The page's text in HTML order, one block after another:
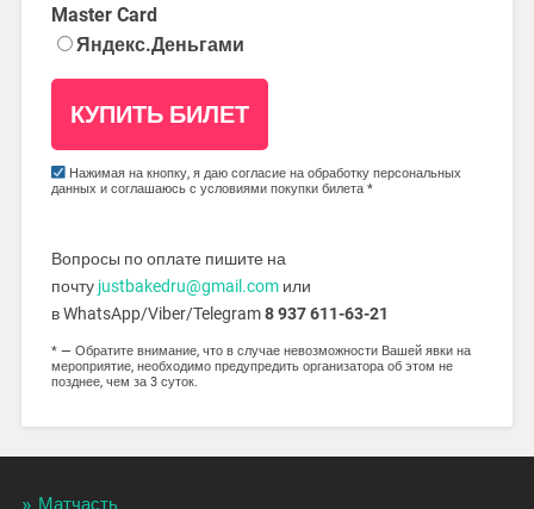
Master Card
Яндекс.Деньгами
Нажимая на кнопку, я даю согласие на обработку персональных
данных и соглашаюсь с условиями покупки билета *
Вопросы по оплате пишите на
почту justbakedru@gmail.comили
в WhatsApp/Viber/Telegram8 937 611-63-21
* — Обратите внимание, что в случае невозможности Вашей явки на
мероприятие, необходимо предупредить организатора об этом не
позднее, чем за 3 суток.
Матчасть